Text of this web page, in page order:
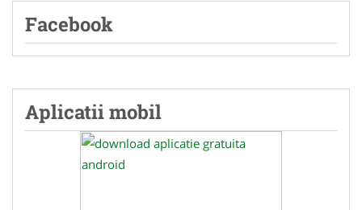
Facebook
Aplicatii mobil